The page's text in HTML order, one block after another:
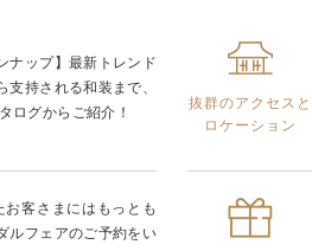
ナップ】最新トレンド
持される和装まで、
ログからご紹介！
抜群のアクセスと
ロケーション
客さまにはもっとも
ルフェアのご予約をい